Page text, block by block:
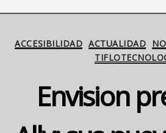
ACCESIBILIDAD ACTUALIDAD
Envision